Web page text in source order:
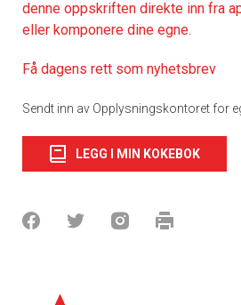
denne oppskriften direkte inn fra
eller komponere dine egne.
Få dagens rett som nyhetsbrev
Sendt inn av Opplysningskontoret for
LEGG I MIN KOKEBOK